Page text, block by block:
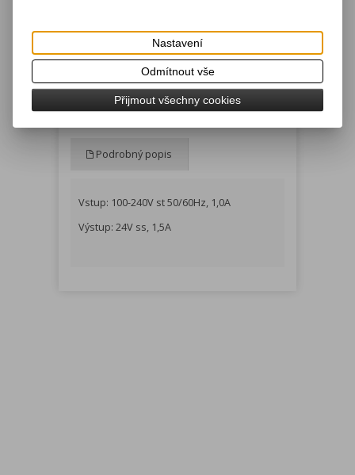
Dotaz na výrobek
Tisk
Napájecí zdroj pro tiskárny SRP-275II a
SRP-275III
Podrobný popis
Vstup: 100-240V st 50/60Hz, 1,0A
Výstup: 24V ss, 1,5A
Nastavení
Odmítnout vše
Přijmout všechny cookies